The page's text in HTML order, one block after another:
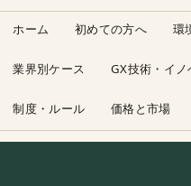
ホーム 初めての方へ 環
業界別ケース GX技術・イ
制度・ルール 価格と市場